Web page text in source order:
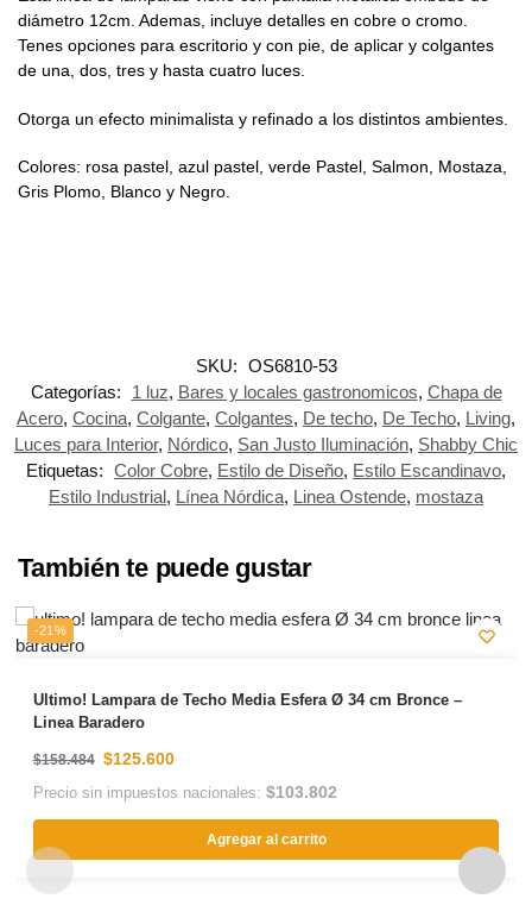
diámetro 12cm. Ademas, incluye detalles en cobre o cromo.
Tenes opciones para escritorio y con pie, de aplicar y colgantes
de una, dos, tres y hasta cuatro luces.
Otorga un efecto minimalista y refinado a los distintos ambientes.
Colores: rosa pastel, azul pastel, verde Pastel, Salmon, Mostaza,
Gris Plomo, Blanco y Negro.
SKU: OS6810-53
Categorías:
1 luz, Bares y locales gastronomicos, Chapa de
Acero, Cocina, Colgante, Colgantes, De techo, De Techo, Living,
Luces para Interior, Nórdico, San Justo Iluminación, Shabby Chic
Etiquetas: Color Cobre, Estilo de Diseño, Estilo Escandinavo,
Estilo Industrial, Línea Nórdica, Linea Ostende, mostaza
También te puede gustar
-21%
Ultimo! Lampara de Techo Media Esfera Ø 34 cm Bronce –
Linea Baradero
$158.484 $125.600
Precio sin impuestos nacionales: $103.802
Agregar al carrito